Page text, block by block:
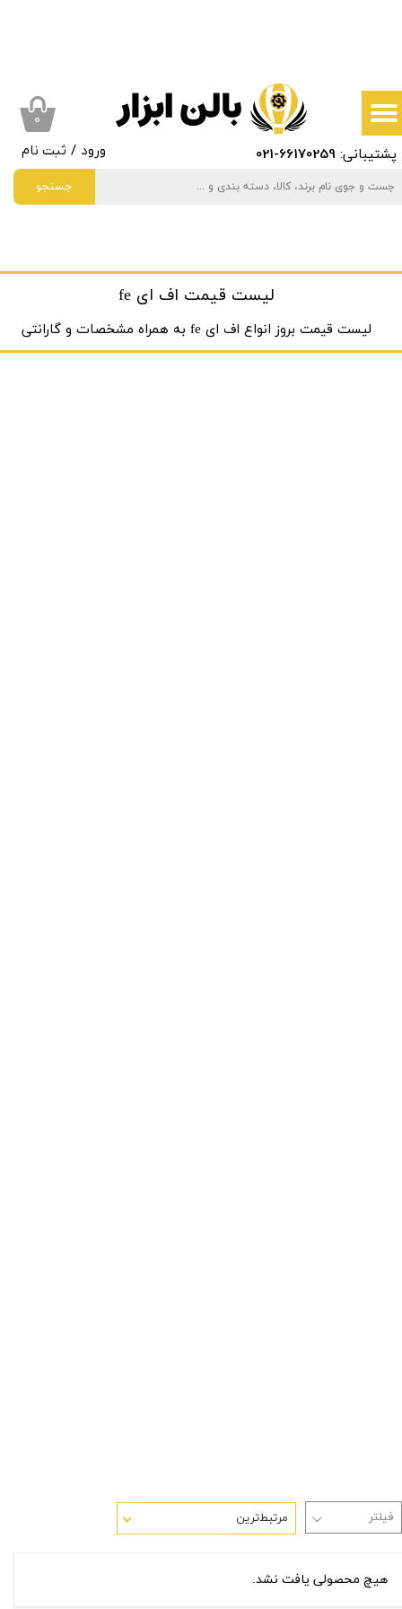
جستجو
پشتیبانی:66170259
-021 ورود / ثبت نام
سفارشات
خروج از حساب کاربری
۰
لیست قیمت اف ای fe
لیست قیمت بروز انواع اف ای fe به ‌همراه مشخصات و گارانتی
مرتبط‌ترین
هیچ محصولی یافت نشد.